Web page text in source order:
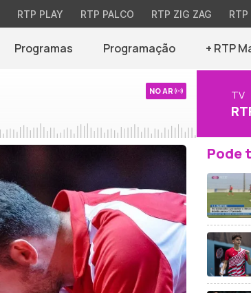
RTP PLAY RTP PALCO RTP ZIG ZAG RTP
Programas Programação + RTP
NO AR TV
Pode